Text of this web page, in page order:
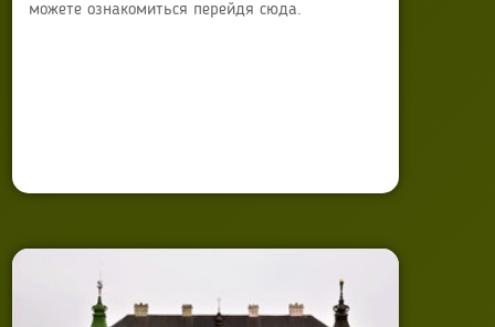
можете ознакомиться перейдя сюда.